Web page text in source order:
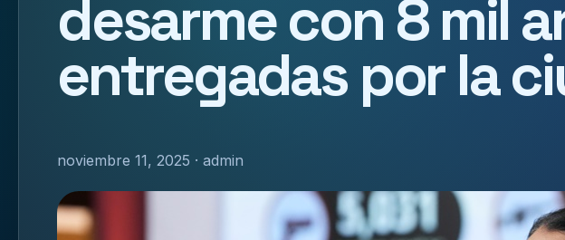
desarme con 8 mil
entregadas por la
noviembre 11, 2025 · admin